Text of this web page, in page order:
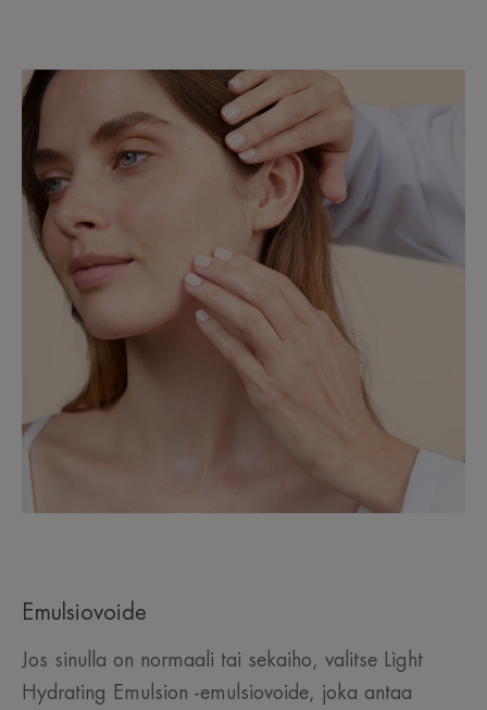
Emulsiovoide
Jos sinulla on normaali tai sekaiho, valitse Light
Hydrating Emulsion -emulsiovoide, joka antaa